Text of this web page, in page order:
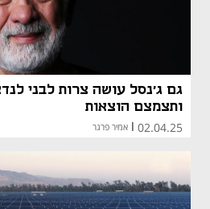
גם ג'נסל עושה צרות לבני
ותצמצם הוצאות
02.04.25
| אמיר פרגר